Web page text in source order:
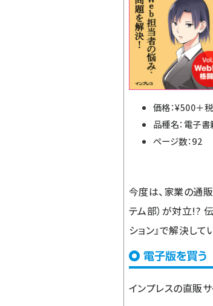
価格：¥500＋税
品種名：電子書
ページ数：92
今度は、家業の通
テム部）が対立!?
ション』で解決してい
インプレスの直販サ